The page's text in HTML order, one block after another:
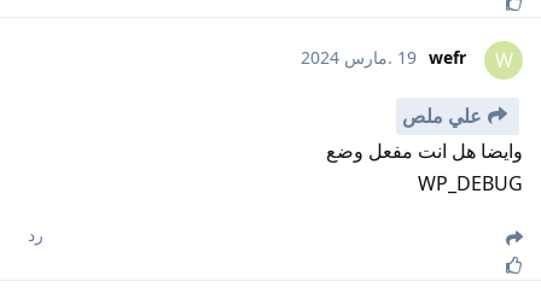
W
wefr 19 .مارس 2024
علي ملص
وايضا هل انت مفعل وضع
WP_DEBUG
رد